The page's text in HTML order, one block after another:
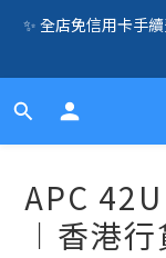
🛍️  全店免信用卡
✨ 全店免信用卡手
☎️ 全店免信用卡
🛍️  全店免信用卡
（
APC
︱香港行